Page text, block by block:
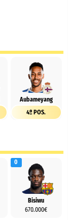
Aubameyang
4º POS.
Bisiwu
670.000€
0